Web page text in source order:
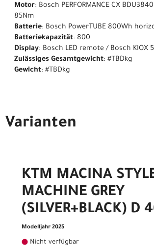
Motor: Bosch PERFORMANCE CX
85Nm
Batterie: Bosch PowerTUBE 800Wh
Batteriekapazität: 800
Display: Bosch LED remote / Bosch KIOX
Zulässiges Gesamtgewicht: #TBDkg
Gewicht: #TBDkg
Varianten
KTM MACINA
MACHINE GREY
(SILVER+BLACK) D
Modelljahr 2025
Nicht verfügbar